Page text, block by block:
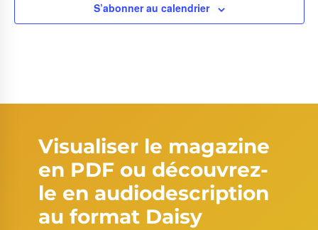
S’abonner au calendrier
Visualiser le magazine
en PDF ou découvrez-
le en audiodescription
au format Daisy